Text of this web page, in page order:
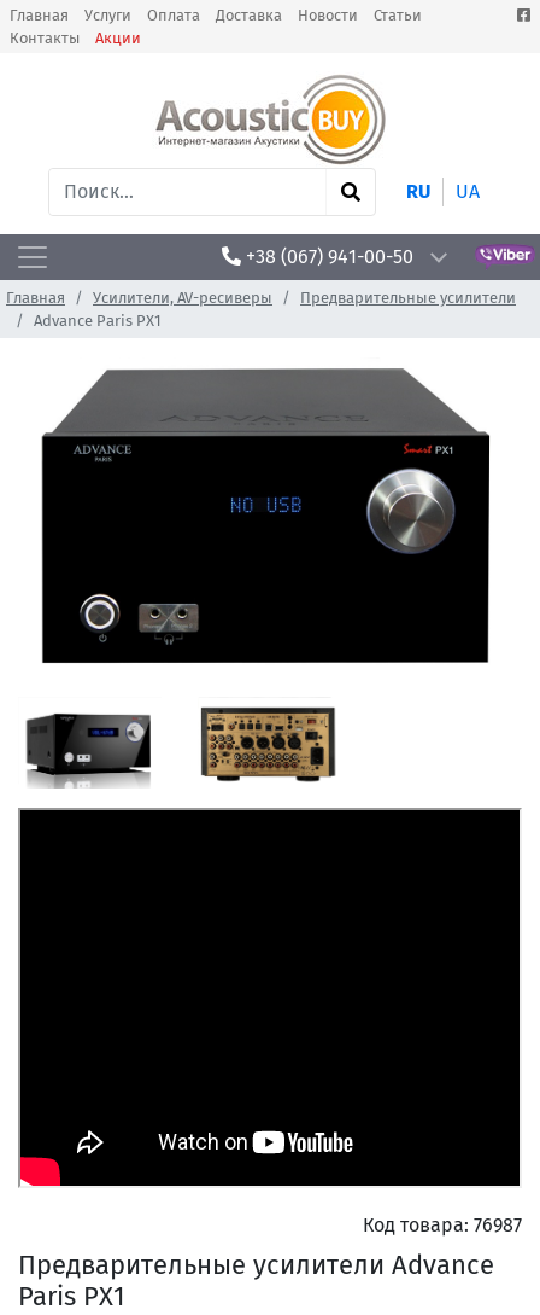
Главная Услуги Оплата Доставка Новости
Статьи
Контакты
Акции
RU UA
+38 (067) 941-00-50
Главная Усилители, AV-ресиверы
Предварительные усилители
Advance Paris PX1
Код товара: 76987
Предварительные усилители Advance
Paris PX1